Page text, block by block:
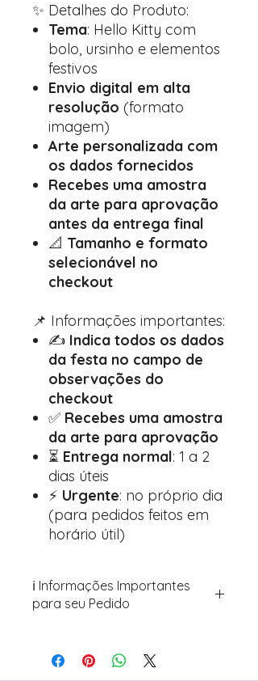
✨ Detalhes do Produto:
Tema: Hello Kitty com
bolo, ursinho e elementos
festivos
Envio digital em alta
resolução (formato
imagem)
Arte personalizada com
os dados fornecidos
Recebes uma amostra
da arte para aprovação
antes da entrega final
📐 Tamanho e formato
selecionável no
checkout
📌 Informações importantes:
✍️ Indica todos os dados
da festa no campo de
observações do
checkout
✅ Recebes uma amostra
da arte para aprovação
⏳ Entrega normal: 1 a 2
dias úteis
⚡ Urgente: no próprio dia
(para pedidos feitos em
horário útil)
ℹ️ Informações Importantes
para seu Pedido
Avance para a página de checkout
(próximo passo após o carrinho)